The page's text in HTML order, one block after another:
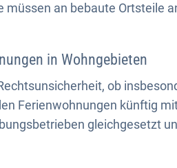
an bebaute Ortsteile
in Wohngebieten
ob
Ferienwohnungen künftig
gleichgesetzt